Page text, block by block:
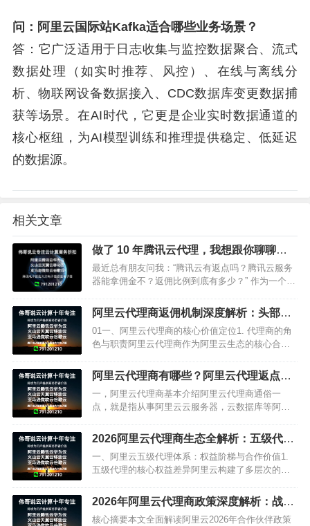
问：阿里云国际站Kafka适合哪些业务场景？
答：它广泛适用于日志收集与监控数据聚合、流式
数据处理（如实时推荐、风控）、在线与离线分
析、物联网设备数据接入、CDC数据库变更数据捕
获等场景。在AI时代，它更是企业实时数据通道的
核心枢纽，为AI模型训练和推理提供稳定、低延迟
的数据源。
相关文章
做了 10 年腾讯云代理，我想跟你聊聊返
佣那些事儿​
最近总有朋友问我：“腾讯云有返点吗？腾讯云服务
器能拿佣金不？返佣比例到底有多少？” 作为一个在
来跟大家好好…
阿里云代理商返佣机制深度解析：头部代
理优势与企业合作策略
01一、阿里云代理商的核心价值定位1. 代理商的角
色与职责阿里云代理商作为阿里云生态的核心合作
销售阿里云全系列云产品，包括云服务器ECS、云
数据库RDS…
阿里云代理商有哪些？阿里云代理返点是
真的么？
一，阿里云代理商基本介绍阿里云代理商通俗一
点，就是指从事阿里云云服务器，云数据库等阿里
有云产品出去，阿里云给予该代理商一定比例的提
成。在阿里云官方定义中，这…
2026阿里云代理商生态全解析：五级代理
体系、返佣政策与企业上云指南
一、阿里云五级代理体系：权益阶梯与合作价值1.
五级代理的核心权益差异阿里云构建了多层次的代
业ISV（独立软件开发商）、金牌/银牌认证代理及
标准代理五大核心…
2026年阿里云代理商政策深度解析：战略
级代理引领AI时代上云
核心摘要本文全面解读阿里云2026年合作伙伴政策